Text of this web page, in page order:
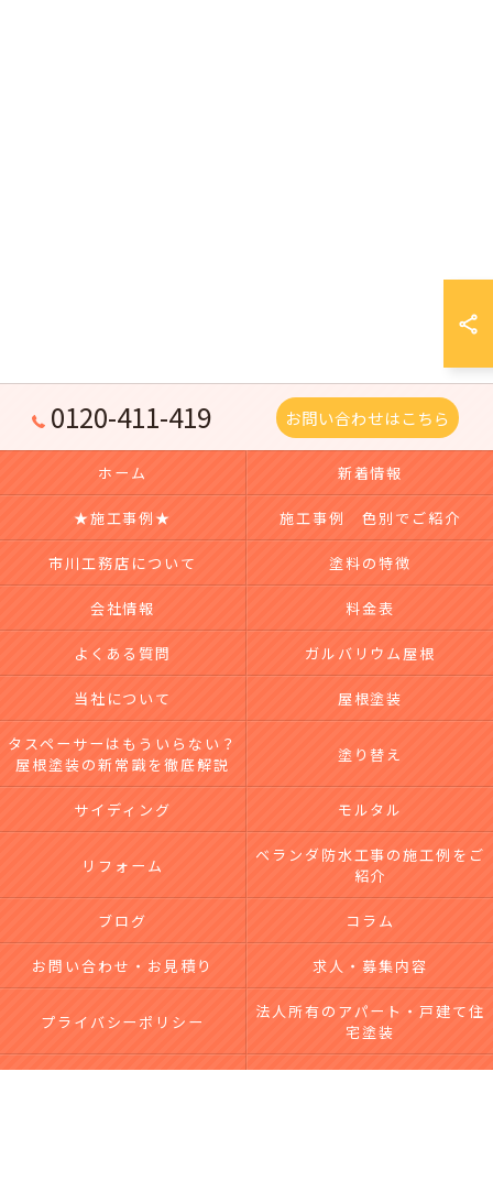
0120-411-419 お問い合わせはこちら
ホーム 新着情報
★施工事例★ 施工事例 色別でご紹介
市川工務店について 塗料の特徴
会社情報 料金表
よくある質問 ガルバリウム屋根
当社について 屋根塗装
タスペーサーはもういらない？
屋根塗装の新常識を徹底解説
塗り替え
サイディング モルタル
リフォーム
ベランダ防水工事の施工例をご
紹介
ブログ コラム
お問い合わせ・お見積り 求人・募集内容
プライバシーポリシー
法人所有のアパート・戸建て住
宅塗装
台風による屋根・外壁被害｜無